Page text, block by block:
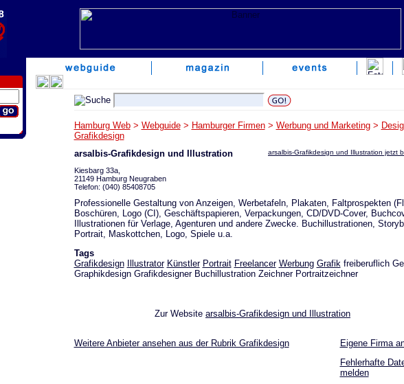
Hamburg Web> Webguide> Hamburger Firmen> Werbung und Marketing>
Grafikdesign
arsalbis-Grafikdesign und Illustration jetzt
arsalbis-Grafikdesign und Illustration
Kiesbarg 33a,
21149 Hamburg Neugraben
Telefon: (040) 85408705
Professionelle Gestaltung von Anzeigen, Werbetafeln, Plakaten, Faltprospekten
Boschüren, Logo (CI), Geschäftspapieren, Verpackungen, CD/DVD-Cover,
Illustrationen für Verlage, Agenturen und andere Zwecke. Buchillustrationen,
Portrait, Maskottchen, Logo, Spiele u.a.
Tags
Grafikdesign Illustrator Künstler Portrait Freelancer Werbung Grafik freiberuflich
Graphikdesign Grafikdesigner Buchillustration Zeichner Portraitzeichner
Zur Website arsalbis-Grafikdesign und Illustration
Weitere Anbieter ansehen aus der Rubrik Grafikdesign
Eigene Firma
Fehlerhafte
melden